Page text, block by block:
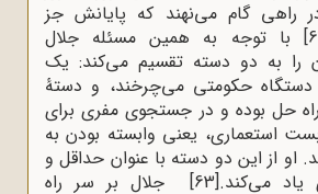
راهی گام می‌نهند که پایانش جز
با توجه به همین مسئله جلال
را به دو دسته تقسیم می‌کند: یک
حکومتی می‌چرخند، و دستۀ
حل بوده و در جستجوی مفری برای
استعماری، یعنی وابسته بودن به
از این دو دسته با عنوان حداقل و
یاد می‌کند.[63] جلال بر سر راه